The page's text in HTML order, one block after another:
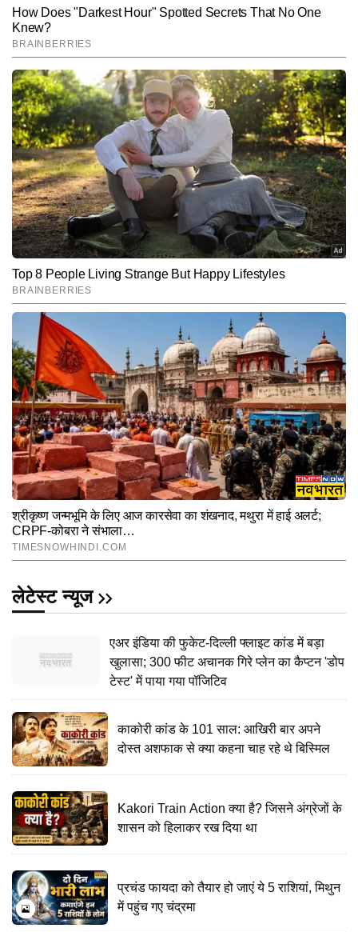
लेटेस्ट न्यूज
एअर इंडिया की फुकेट-दिल्ली फ्लाइट कांड में बड़ा
खुलासा; 300 फीट अचानक गिरे प्लेन का कैप्टन 'डोप
टेस्ट' में पाया गया पॉजिटिव
काकोरी कांड के 101 साल: आखिरी बार अपने
दोस्त अशफाक से क्या कहना चाह रहे थे बिस्मिल
Kakori Train Action क्या है? जिसने अंग्रेजों के
शासन को हिलाकर रख दिया था
प्रचंड फायदा को तैयार हो जाएं ये 5 राशियां, मिथुन
में पहुंच गए चंद्रमा